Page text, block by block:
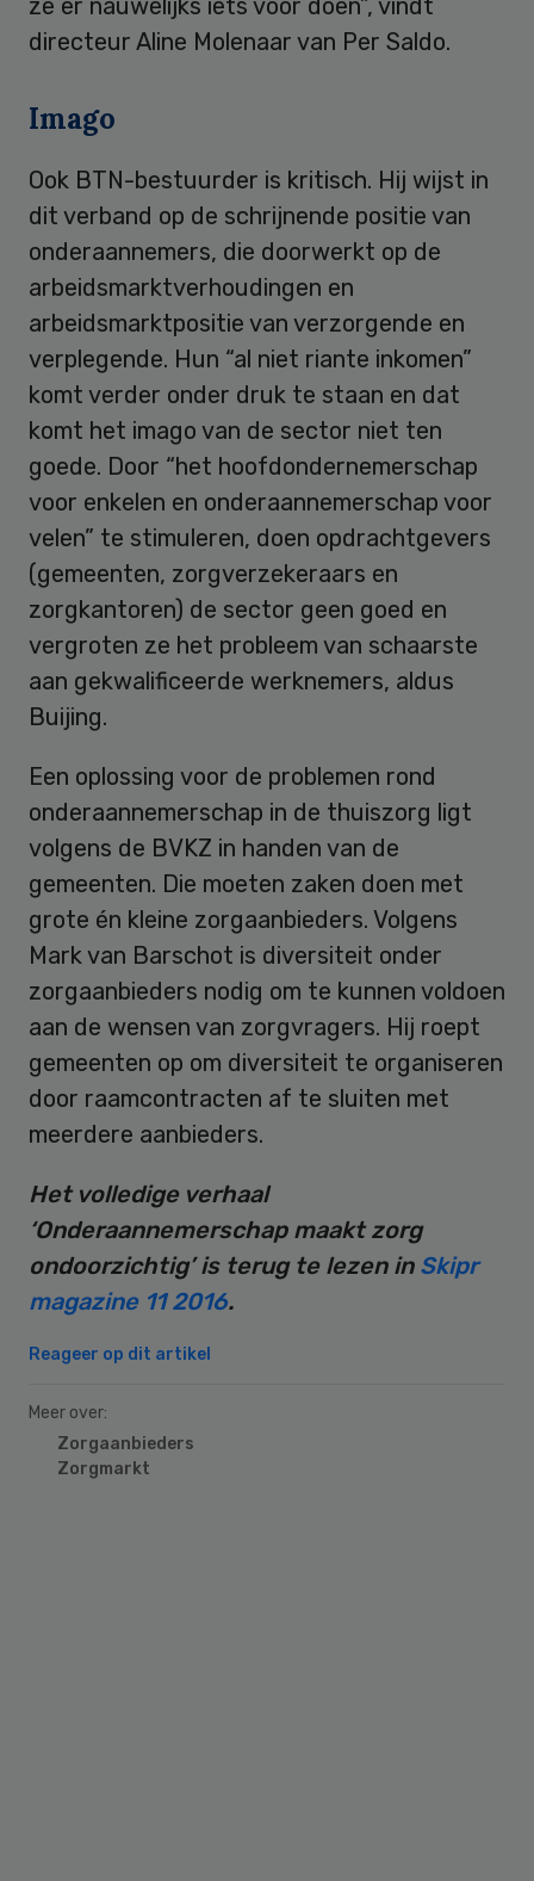
directeur Aline Molenaar van Per Saldo.
Imago
Ook BTN-bestuurder is kritisch. Hij wijst in
dit verband op de schrijnende positie van
onderaannemers, die doorwerkt op de
arbeidsmarktverhoudingen en
arbeidsmarktpositie van verzorgende en
verplegende. Hun “al niet riante inkomen”
komt verder onder druk te staan en dat
komt het imago van de sector niet ten
goede. Door “het hoofdondernemerschap
voor enkelen en onderaannemerschap voor
velen” te stimuleren, doen opdrachtgevers
(gemeenten, zorgverzekeraars en
zorgkantoren) de sector geen goed en
vergroten ze het probleem van schaarste
aan gekwalificeerde werknemers, aldus
Buijing.
Een oplossing voor de problemen rond
onderaannemerschap in de thuiszorg ligt
volgens de BVKZ in handen van de
gemeenten. Die moeten zaken doen met
grote én kleine zorgaanbieders. Volgens
Mark van Barschot is diversiteit onder
zorgaanbieders nodig om te kunnen voldoen
aan de wensen van zorgvragers. Hij roept
gemeenten op om diversiteit te organiseren
door raamcontracten af te sluiten met
meerdere aanbieders.
Het volledige verhaal
‘Onderaannemerschap maakt zorg
ondoorzichtig’ is terug te lezen in Skipr
magazine 11 2016.
Reageer op dit artikel
Meer over:
Zorgaanbieders
Zorgmarkt